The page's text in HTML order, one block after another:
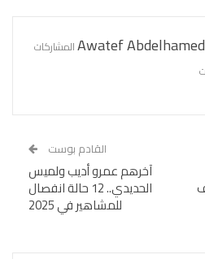
Awatef Abdelhamed
القادم بوست
آخرهم عمرو أديب ولميس
الحديدي.. 12 حالة انفصال
للمشاهير في 2025